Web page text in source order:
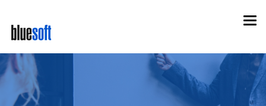
main
content